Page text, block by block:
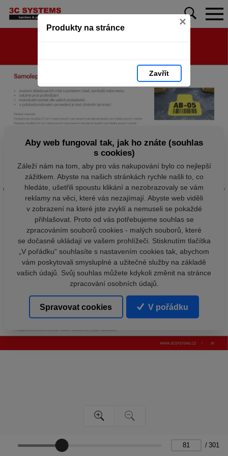
Produkty na stránce ×
Zavřít
/ 301
Aby web fungoval tak, jak ho znáte (souhlas
s cookies)
Záleží nám na tom, aby pro vás nakupování bylo co nejlepší
zážitkem. Abyste na našich stránkách rychle našli to, co
hledáte, ušetřili spoustu klikání a nezobrazovaly se vám
reklamy na věci, které vás nezajímají. Abyste web viděli
v zobrazení na které jste zvyklí a nemuseli se pokaždé
přihlašovat. Proto od vás potřebujeme souhlas se
zpracováním souborů cookies - malých souborů, které
se dočasně ukládají ve vašem prohlížeči. Stisknutím tlačítka
„V pořádku“ souhlasíte s nastavením cookies tak, abychom
vám poskytovali smysluplné a užitečné služby na základě
vašich údajů. Svůj souhlas můžete kdykoli změnit na stránce
zpracování osobních údajů.
Spravovat cookies V pořádku